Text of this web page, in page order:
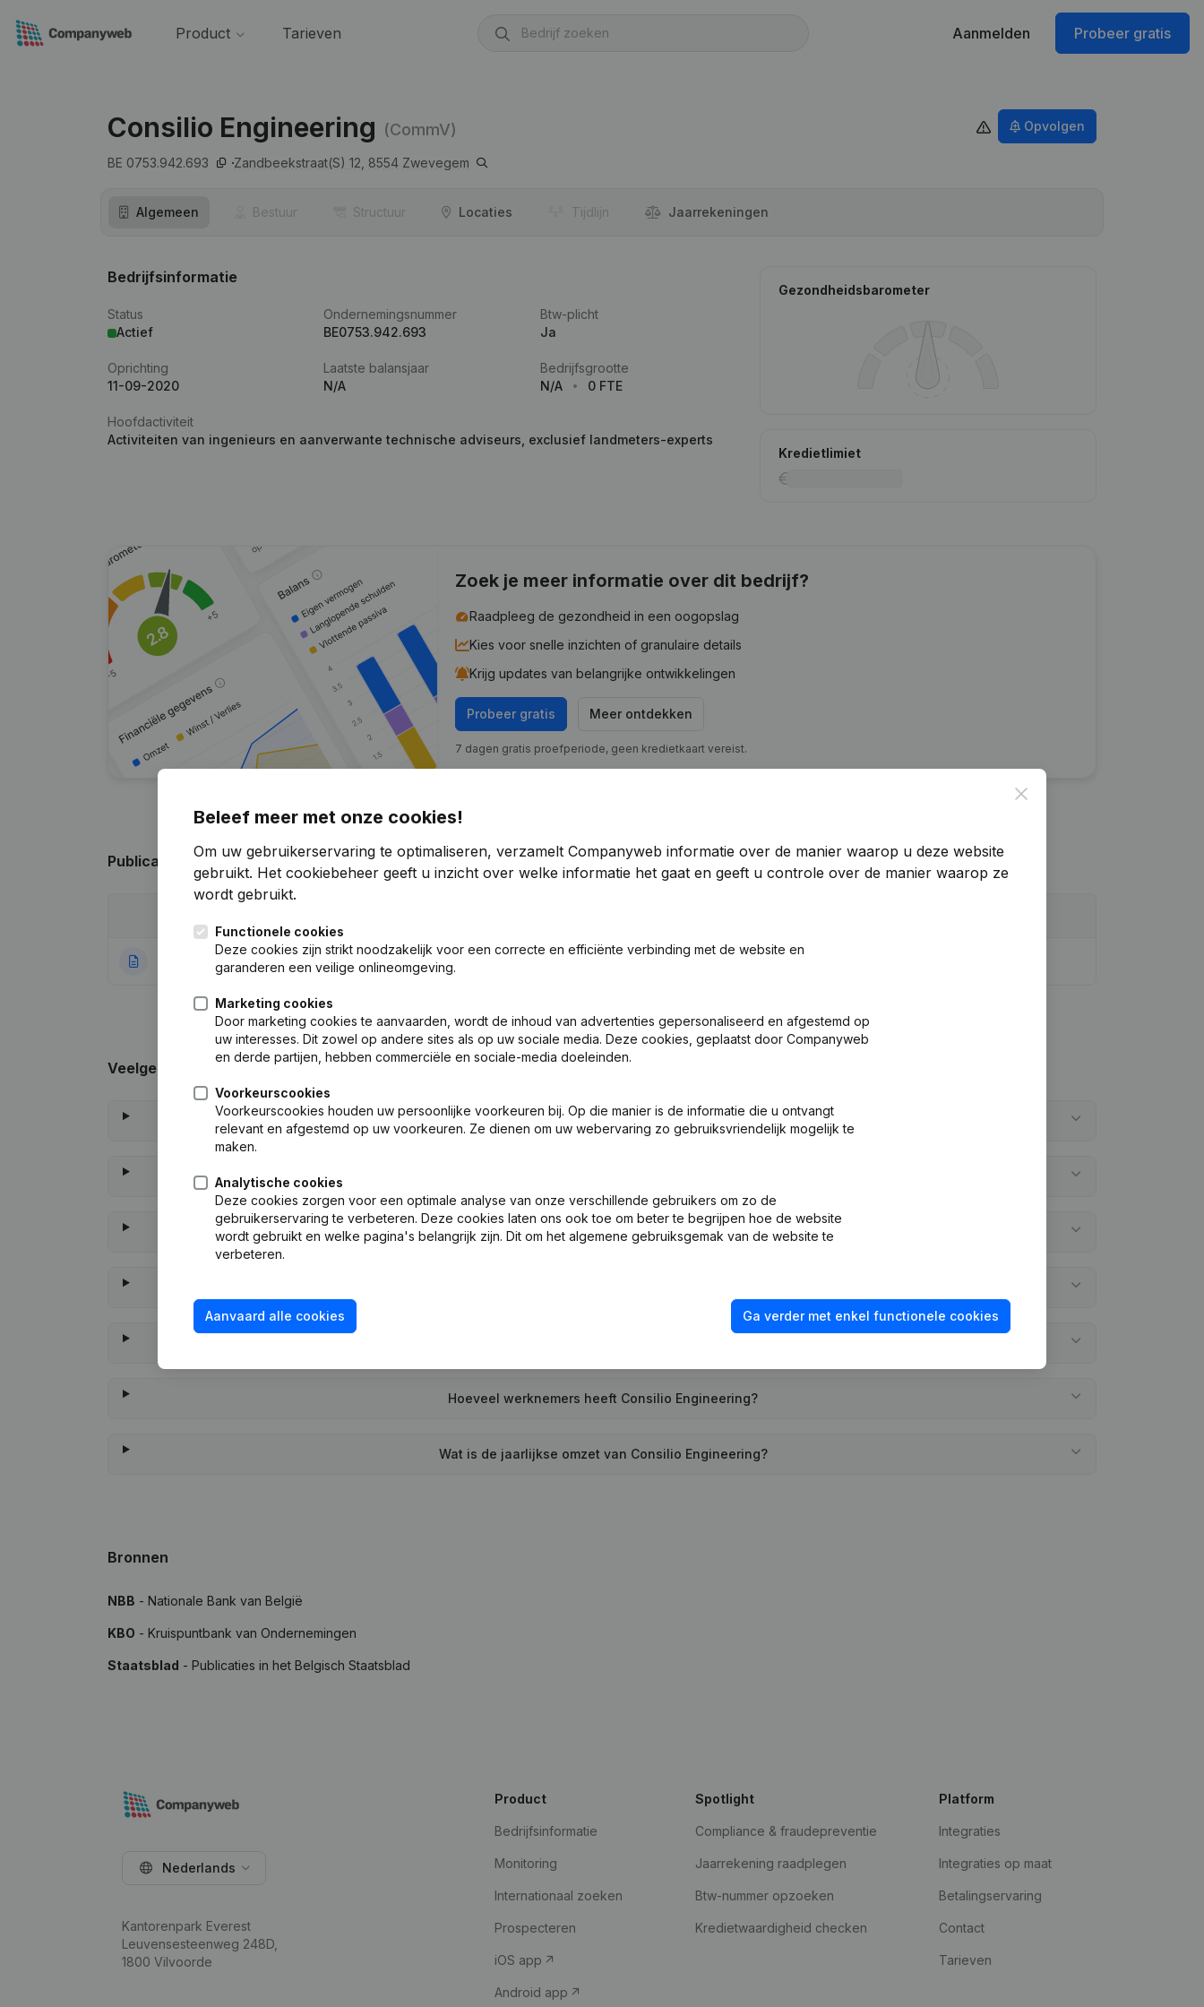
Product Tarieven Aanmelden Probeer gratis
Consilio Engineering (CommV)
BE 0753.942.693 Zandbeekstraat(S) 12, 8554 Zwevegem
Opvolgen
Algemeen Bestuur Structuur Locaties Tijdlijn Jaar­rekeningen
Bedrijfsinformatie
Status
Actief
Ondernemingsnummer
BE0753.942.693
Btw-plicht
Ja
Oprichting
11-09-2020
Laatste balansjaar
N/A
Bedrijfsgrootte
N/A
0 FTE
Hoofdactiviteit
Activiteiten van ingenieurs en aanverwante technische adviseurs, exclusief landmeters-experts
Gezondheidsbarometer
Kredietlimiet
Zoek je meer informatie over dit bedrijf?
Raadpleeg de gezondheid in een oogopslag
Kies voor snelle inzichten of granulaire details
Krijg updates van belangrijke ontwikkelingen
Probeer gratis Meer ontdekken
7 dagen gratis proefperiode, geen kredietkaart vereist.
Publicaties van Consilio Engineering
Rubriek Oprichting (Nieuwe Rechtspersoon, Opening Bijkantoor, enz...)
Veelgestelde vragen
Wat is het btw-nummer van Consilio Engineering?
Wanneer werd Consilio Engineering opgericht?
Hoeveel werknemers heeft Consilio Engineering?
Wat is de jaarlijkse omzet van Consilio Engineering?
Bronnen
NBB - Nationale Bank van België
KBO - Kruispuntbank van Ondernemingen
Staatsblad - Publicaties in het Belgisch Staatsblad
Close
Beleef meer met onze cookies!
Om uw gebruikerservaring te optimaliseren, verzamelt Companyweb informatie over de manier waarop u deze website
gebruikt. Het cookiebeheer geeft u inzicht over welke informatie het gaat en geeft u controle over de manier waarop ze
wordt gebruikt.
Functionele cookies
Deze cookies zijn strikt noodzakelijk voor een correcte en efficiënte verbinding met de website en
garanderen een veilige onlineomgeving.
Marketing cookies
Door marketing cookies te aanvaarden, wordt de inhoud van advertenties gepersonaliseerd en afgestemd op
uw interesses. Dit zowel op andere sites als op uw sociale media. Deze cookies, geplaatst door Companyweb
en derde partijen, hebben commerciële en sociale-media doeleinden.
Voorkeurscookies
Voorkeurscookies houden uw persoonlijke voorkeuren bij. Op die manier is de informatie die u ontvangt
relevant en afgestemd op uw voorkeuren. Ze dienen om uw webervaring zo gebruiksvriendelijk mogelijk te
maken.
Analytische cookies
Deze cookies zorgen voor een optimale analyse van onze verschillende gebruikers om zo de
gebruikerservaring te verbeteren. Deze cookies laten ons ook toe om beter te begrijpen hoe de website
wordt gebruikt en welke pagina's belangrijk zijn. Dit om het algemene gebruiksgemak van de website te
verbeteren.
Aanvaard alle cookies Ga verder met enkel functionele cookies
Nederlands
Kantorenpark Everest
Leuvensesteenweg 248D,
1800 Vilvoorde
Product
Bedrijfsinformatie
Monitoring
Internationaal zoeken
Prospecteren
iOS app
Android app
Spotlight
Compliance & fraudepreventie
Jaarrekening raadplegen
Btw-nummer opzoeken
Kredietwaardigheid checken
Platform
Integraties
Integraties op maat
Betalingservaring
Contact
Tarieven